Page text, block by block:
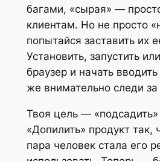
багами, «сырая» —
клиентам. Но не просто
попытайся заставить их
Установить, запустить
браузер и начать
же внимательно следи
Твоя цель —
«Допилить» продукт так,
пара человек стала его